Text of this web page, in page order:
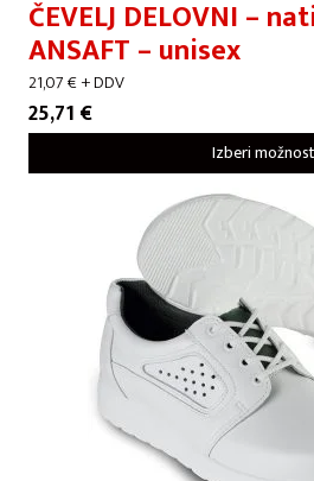
ČEVELJ DELOVNI –
ANSAFT – unisex
21,07€+ DDV
25,71 €
Izberi